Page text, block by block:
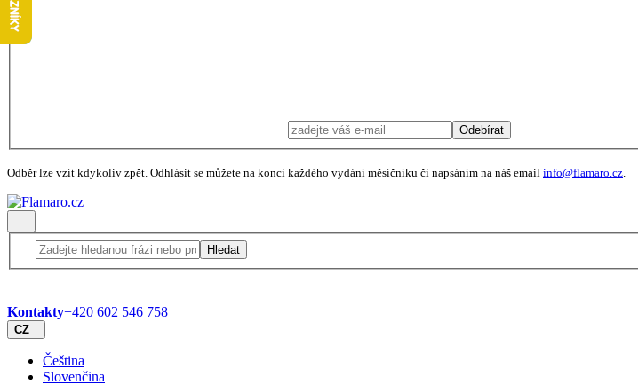
Odebírat
Odběr lze vzít kdykoliv zpět. Odhlásit se můžete na konci každého vydání měsíčníku či napsáním na náš email info@flamaro.cz.
Hledat
Kontakty+420 602 546 758
CZ
Čeština
Slovenčina